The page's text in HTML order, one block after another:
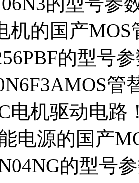
机的国产MOS
的型号
管
电机驱动电路
电源的国产
的型号